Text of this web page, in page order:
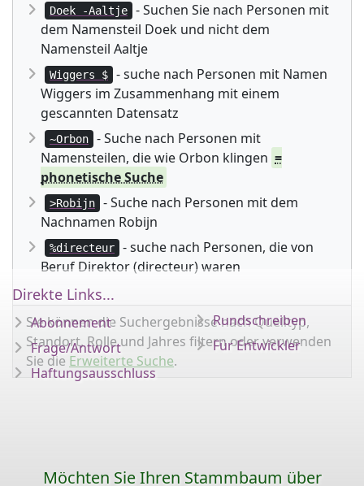
Doek -Aaltje
- Suchen Sie nach Personen mit
dem Namensteil Doek und nicht dem
Namensteil Aaltje
Wiggers $
- suche nach Personen mit Namen
Wiggers im Zusammenhang mit einem
gescannten Datensatz
~Orbon
- Suche nach Personen mit
Namensteilen, die wie Orbon klingen =
phonetische Suche
>Robijn
- Suche nach Personen mit dem
Nachnamen Robijn
%directeur
- suche nach Personen, die von
Beruf Direktor (directeur) waren
Sie können die Suchergebnisse nach Quelltyp,
Standort, Rolle und Jahres filtern oder verwenden
Sie die Erweiterte Suche.
Direkte Links...
Abonnement
Frage/Antwort
Haftungsausschluss
Rundschreiben
Für Entwickler
Möchten Sie Ihren Stammbaum über